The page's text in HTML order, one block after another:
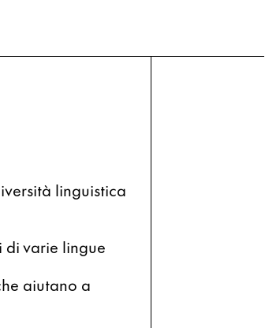
linguistica
varie lingue
aiutano a